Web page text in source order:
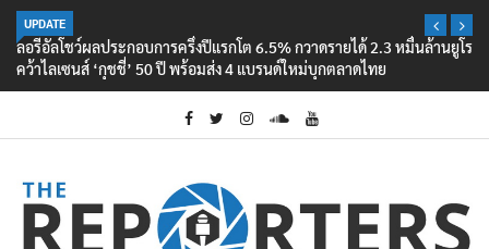
UPDATE
ลอรีอัลโชว์ผลประกอบการครึ่งปีแรกโต 6.5% กวาดรายได้ 2.3 หมื่นล้านยูโร
คว้าไลเซนส์ ‘กุชชี่’ 50 ปี พร้อมส่ง 4 แบรนด์ใหม่บุกตลาดไทย